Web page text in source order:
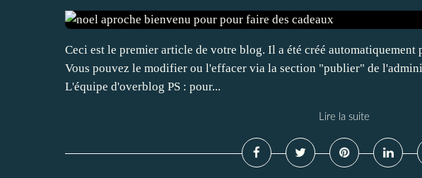
Ceci est le premier article de votre blog. Il a été créé
Vous pouvez le modifier ou l'effacer via la section "publier" de
L'équipe d'overblog PS : pour...
Lire la suite